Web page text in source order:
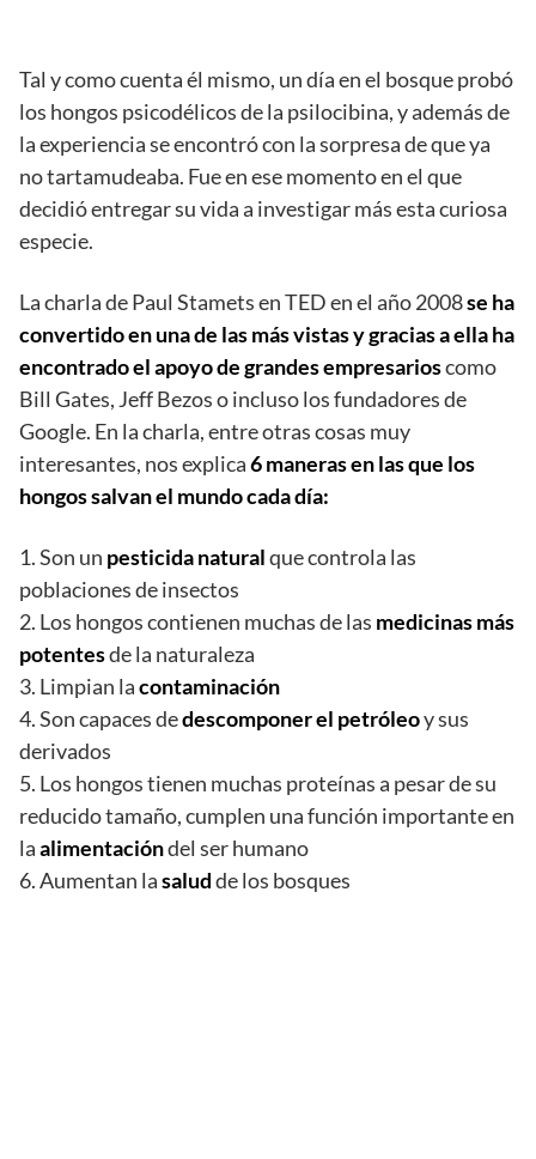
Tal y como cuenta él mismo, un día en el bosque probó
los hongos psicodélicos de la psilocibina, y además de
la experiencia se encontró con la sorpresa de que ya
no tartamudeaba. Fue en ese momento en el que
decidió entregar su vida a investigar más esta curiosa
especie.
La charla de Paul Stamets en TED en el año 2008se ha
convertido en una de las más vistas y gracias a ella ha
encontrado el apoyo de grandes empresarioscomo
Bill Gates, Jeff Bezos o incluso los fundadores de
Google. En la charla, entre otras cosas muy
interesantes, nos explica6 maneras en las que los
hongos salvan el mundo cada día:
1. Son un pesticida naturalque controla las
poblaciones de insectos
2. Los hongos contienen muchas de las medicinas más
potentesde la naturaleza
3. Limpian lacontaminación
4. Son capaces dedescomponer el petróleoy sus
derivados
5. Los hongos tienen muchas proteínas a pesar de su
reducido tamaño, cumplen una función importante en
laalimentacióndel ser humano
6. Aumentan lasaludde los bosques